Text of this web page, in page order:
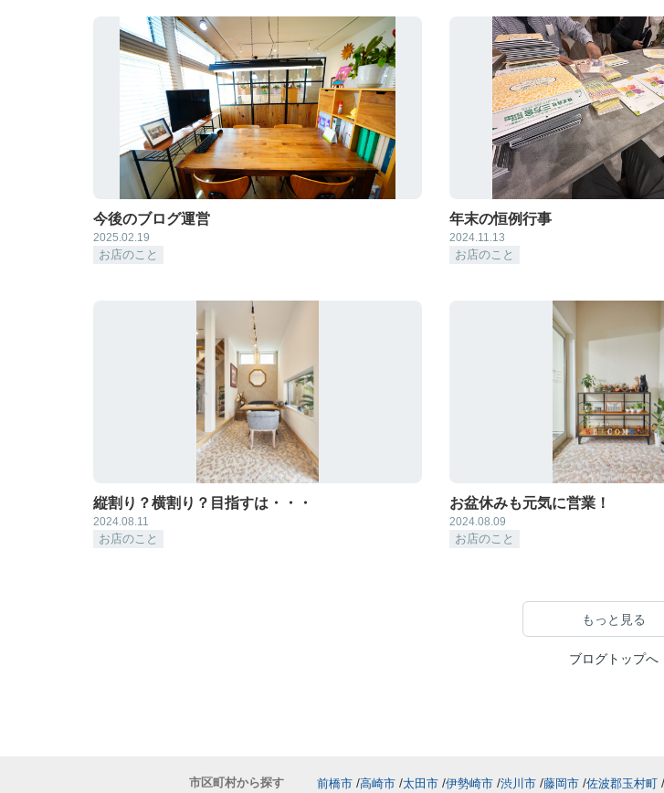
今後のブログ運営
2025.02.19
お店のこと
年末の恒例行事
2024.11.13
お店のこと
縦割り？横割り？目指すは・・・
2024.08.11
お店のこと
お盆休みも元気に営業！
2024.08.09
お店のこと
もっと見る
ブログトップへ
市区町村から探す 前橋市 高崎市 太田市 伊勢崎市 渋川市 藤岡市 佐波郡玉村町